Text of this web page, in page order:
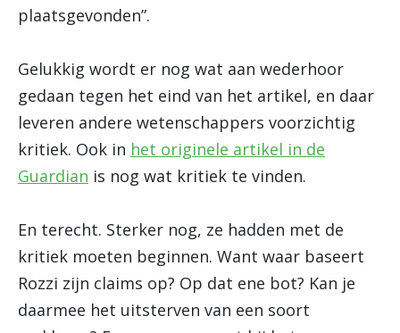
plaatsgevonden”.
Gelukkig wordt er nog wat aan wederhoor
gedaan tegen het eind van het artikel, en daar
leveren andere wetenschappers voorzichtig
kritiek. Ook in het originele artikel in de
Guardian is nog wat kritiek te vinden.
En terecht. Sterker nog, ze hadden met de
kritiek moeten beginnen. Want waar baseert
Rozzi zijn claims op? Op dat ene bot? Kan je
daarmee het uitsterven van een soort